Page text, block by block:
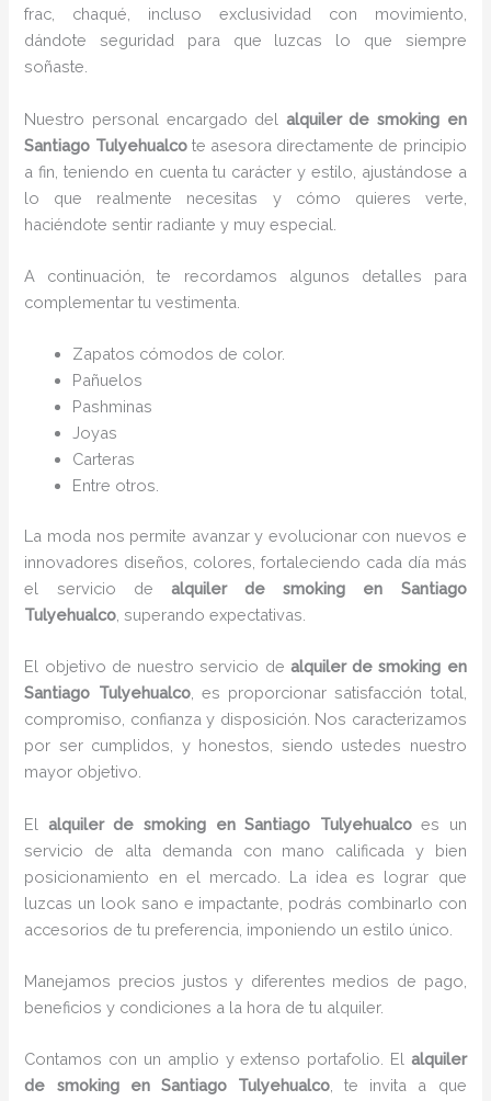
frac, chaqué, incluso exclusividad con movimiento,
dándote seguridad para que luzcas lo que siempre
soñaste.
Nuestro personal encargado del alquiler de smoking en
Santiago Tulyehualcote asesora directamente de principio
a fin, teniendo en cuenta tu carácter y estilo, ajustándose a
lo que realmente necesitas y cómo quieres verte,
haciéndote sentir radiante y muy especial.
A continuación, te recordamos algunos detalles para
complementar tu vestimenta.
Zapatos cómodos de color.
Pañuelos
Pashminas
Joyas
Carteras
Entre otros.
La moda nos permite avanzar y evolucionar con nuevos e
innovadores diseños, colores, fortaleciendo cada día más
el servicio de alquiler de smoking en Santiago
Tulyehualco , superando expectativas.
El objetivo de nuestro servicio de alquiler de smoking en
Santiago Tulyehualco, es proporcionar satisfacción total,
compromiso, confianza y disposición. Nos caracterizamos
por ser cumplidos, y honestos, siendo ustedes nuestro
mayor objetivo.
El alquiler de smoking en Santiago Tulyehualcoes un
servicio de alta demanda con mano calificada y bien
posicionamiento en el mercado. La idea es lograr que
luzcas un look sano e impactante, podrás combinarlo con
accesorios de tu preferencia, imponiendo un estilo único.
Manejamos precios justos y diferentes medios de pago,
beneficios y condiciones a la hora de tu alquiler.
Contamos con un amplio y extenso portafolio. El alquiler
de smoking en Santiago Tulyehualco, te invita a que